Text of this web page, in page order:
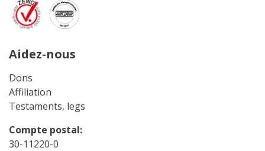
Aidez-nous
Dons
Affiliation
Testaments, legs
Compte postal:
30-11220-0